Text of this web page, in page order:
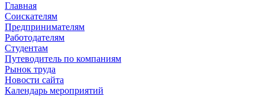
Главная
Соискателям
Предпринимателям
Работодателям
Студентам
Путеводитель по компаниям
Рынок труда
Новости сайта
Календарь мероприятий